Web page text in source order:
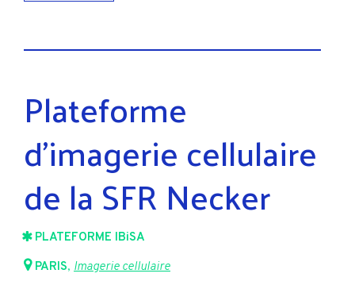
Plateforme
d’imagerie cellulaire
de la SFR Necker
PLATEFORME IBiSA
PARIS, Imagerie cellulaire